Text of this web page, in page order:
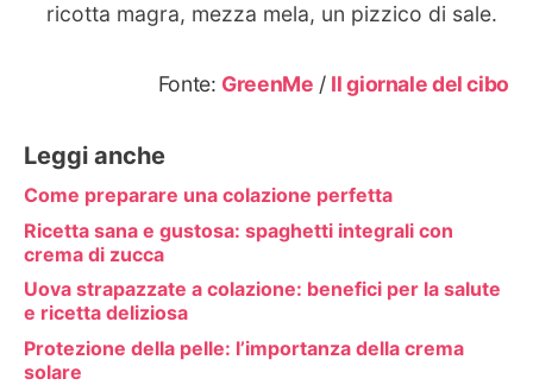
ricotta magra, mezza mela, un pizzico di sale.
Fonte: GreenMe / Il giornale del cibo
Leggi anche
Come preparare una colazione perfetta
Ricetta sana e gustosa: spaghetti integrali con
crema di zucca
Uova strapazzate a colazione: benefici per la salute
e ricetta deliziosa
Protezione della pelle: l’importanza della crema
solare